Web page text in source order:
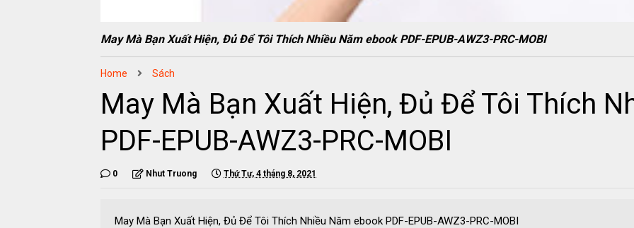
May Mà Bạn Xuất Hiện, Đủ Để Tôi Thích Nhiều Năm ebook PDF-EPUB-AWZ3-PRC-MOBI
Home Sách
May Mà Bạn Xuất Hiện, Đủ Để Tôi Thích
PDF-EPUB-AWZ3-PRC-MOBI
0 Nhut Truong Thứ Tư, 4 tháng 8, 2021
May Mà Bạn Xuất Hiện, Đủ Để Tôi Thích Nhiều Năm ebook PDF-EPUB-AWZ3-PRC-MOBI